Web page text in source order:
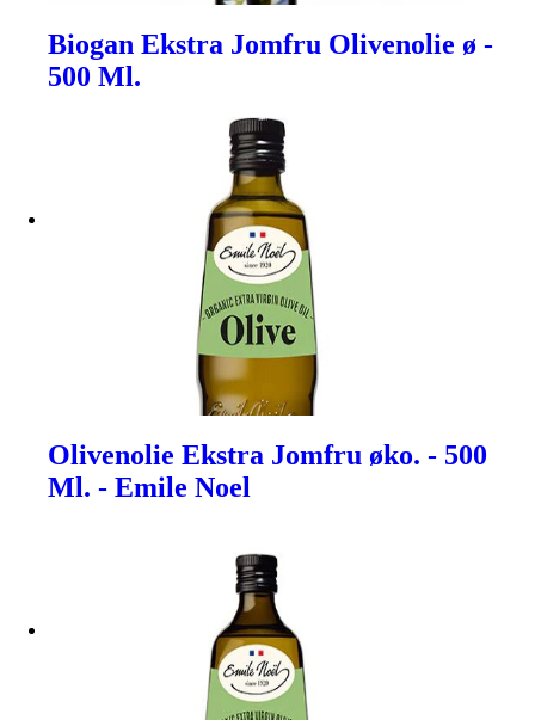
Biogan Ekstra Jomfru Olivenolie ø -
500 Ml.
Olivenolie Ekstra Jomfru øko. - 500
Ml. - Emile Noel